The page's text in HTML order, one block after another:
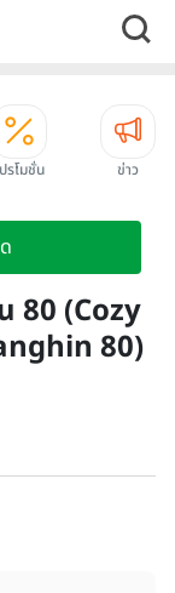
รโมชั่น ข่าว
80 (Cozy
80)